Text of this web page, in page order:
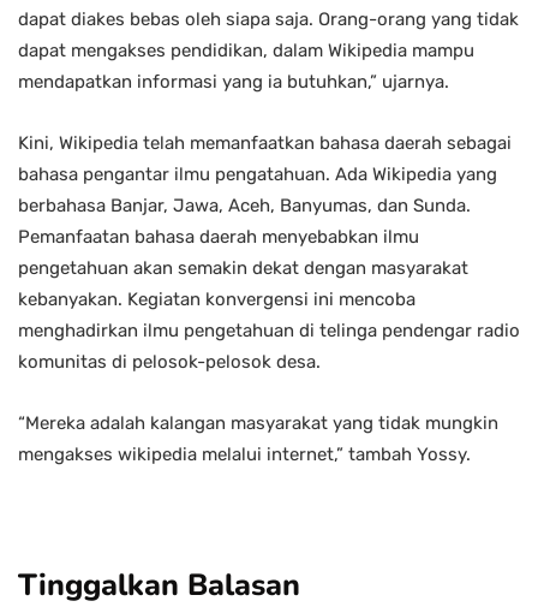
dapat diakes bebas oleh siapa saja. Orang-orang yang tidak
dapat mengakses pendidikan, dalam Wikipedia mampu
mendapatkan informasi yang ia butuhkan,” ujarnya.
Kini, Wikipedia telah memanfaatkan bahasa daerah sebagai
bahasa pengantar ilmu pengatahuan. Ada Wikipedia yang
berbahasa Banjar, Jawa, Aceh, Banyumas, dan Sunda.
Pemanfaatan bahasa daerah menyebabkan ilmu
pengetahuan akan semakin dekat dengan masyarakat
kebanyakan. Kegiatan konvergensi ini mencoba
menghadirkan ilmu pengetahuan di telinga pendengar radio
komunitas di pelosok-pelosok desa.
“Mereka adalah kalangan masyarakat yang tidak mungkin
mengakses wikipedia melalui internet,” tambah Yossy.
Tinggalkan Balasan